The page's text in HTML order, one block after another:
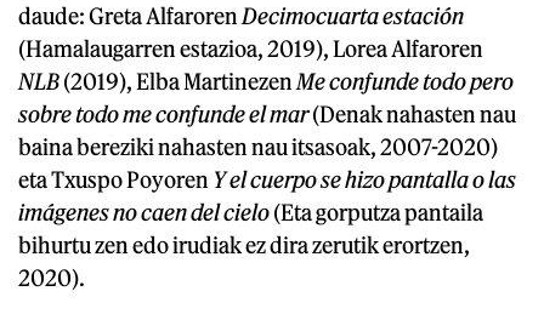
daude: Greta Alfaroren Decimocuarta estación
(Hamalaugarren estazioa, 2019), Lorea Alfaroren
NLB(2019), Elba Martinezen Me confunde todo pero
sobre todo me confunde el mar(Denak nahasten nau
baina bereziki nahasten nau itsasoak, 2007-2020)
eta Txuspo Poyoren Y el cuerpo se hizo pantalla o las
imágenes no caen del cielo(Eta gorputza pantaila
bihurtu zen edo irudiak ez dira zerutik erortzen,
2020).